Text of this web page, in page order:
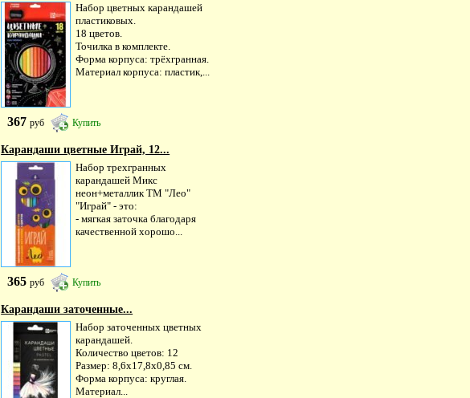
Набор цветных карандашей
пластиковых.
18 цветов.
Точилка в комплекте.
Форма корпуса: трёхгранная.
Материал корпуса: пластик,...
367руб Купить
Карандаши цветные Играй, 12...
Набор трехгранных
карандашей Микс
неон+металлик ТМ "Лео"
"Играй" - это:
- мягкая заточка благодаря
качественной хорошо...
365руб Купить
Карандаши заточенные...
Набор заточенных цветных
карандашей.
Количество цветов: 12
Размер: 8,6х17,8х0,85 см.
Форма корпуса: круглая.
Материал...